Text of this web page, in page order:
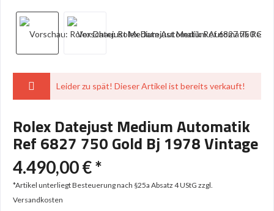
Leider zu spät! Dieser Artikel ist bereits verkauft!
Rolex Datejust Medium Automatik
Ref 6827 750 Gold Bj 1978 Vintage
4.490,00 € *
*Artikel unterliegt Besteuerung nach §25a Absatz 4 UStG zzgl.
Versandkosten